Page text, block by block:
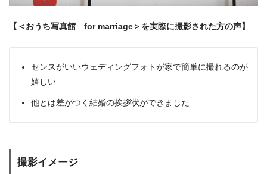
【＜おうち写真館 for marriage＞を実際に撮影された方の声】
センスがいいウェディングフォトが家で簡単に撮れるのが
嬉しい
他とは差がつく結婚の挨拶状ができました
撮影イメージ